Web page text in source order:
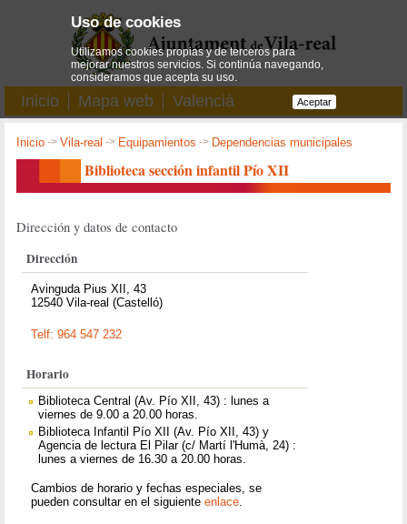
Inicio Mapa web Valencià
Inicio ->Vila-real -> Equipamientos -> Dependencias municipales
Biblioteca sección infantil Pío XII
Dirección y datos de contacto
Dirección
Avinguda Pius XII, 43
12540 Vila-real (Castelló)
Telf: 964 547 232
Horario
Biblioteca Central (Av. Pío XII, 43) : lunes a
viernes de 9.00 a 20.00 horas.
Biblioteca Infantil Pío XII (Av. Pío XII, 43) y
Agencia de lectura El Pilar (c/ Martí l'Humà, 24) :
lunes a viernes de 16.30 a 20.00 horas.
Cambios de horario y fechas especiales, se
pueden consultar en el siguienteenlace
Uso de cookies
Utilizamos cookies propias y de terceros para
mejorar nuestros servicios. Si continúa navegando,
consideramos que acepta su uso.
Aceptar